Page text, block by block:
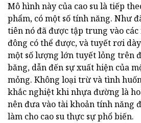
Mô hình này của cao su là tiếp
phẩm, có một số tính năng. Như
tiên nó đã được tập trung vào các
đông có thể được, và tuyết rơi
một số lượng lớn tuyết lỏng trên
băng, dẫn đến sự xuất hiện của
mỏng. Không loại trừ và tình
khắc nghiệt khi nhựa đường là
nên đưa vào tài khoản tính năng
làm cho cao su thực sự phổ biến.